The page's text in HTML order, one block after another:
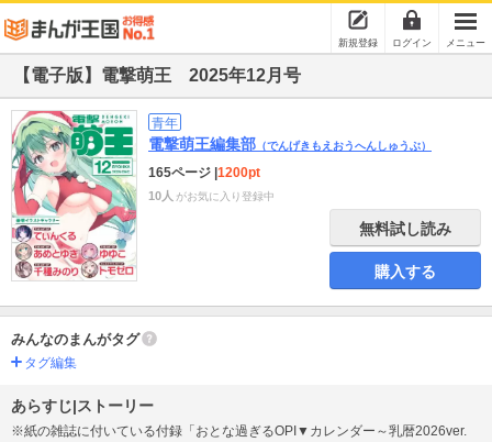
新規登録 ログイン メニュー
【電子版】電撃萌王 2025年12月号
青年
電撃萌王編集部 （でんげきもえおうへんしゅうぶ）
165ページ 1200pt
10人 がお気に入り登録中
無料試し読み
購入する
みんなのまんがタグ
タグ編集
あらすじ|ストーリー
※紙の雑誌に付いている付録「おとな過ぎるOPI▼カレンダー～乳暦2026ver.